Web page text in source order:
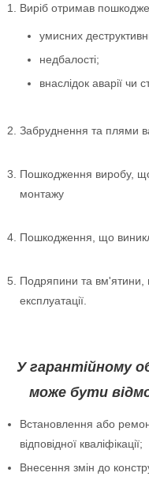
Виріб отримав
умисних
недбалості;
внаслідок аварії чи
Забруднення та плями
Пошкодження виробу, що
монтажу
Пошкодження, що
Подряпини та вм'ятини,
експлуатації.
У гарантійному
може бути
Встановлення або
відповідної кваліфікації;
Внесення змін до